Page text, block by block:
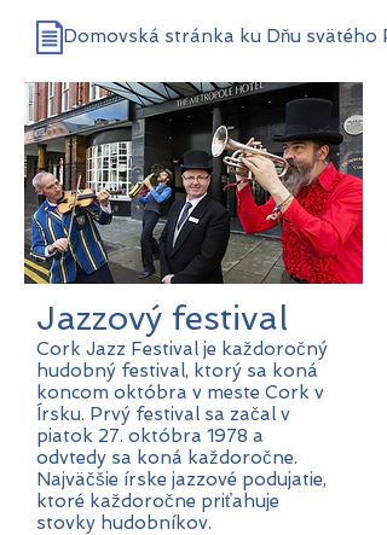
Domovská stránka ku Dňu svätého
Jazzový festival
Cork Jazz Festival je každoročný
hudobný festival, ktorý sa koná
koncom októbra v meste Cork v
Írsku. Prvý festival sa začal v
piatok 27. októbra 1978 a
odvtedy sa koná každoročne.
Najväčšie írske jazzové podujatie,
ktoré každoročne priťahuje
stovky hudobníkov.